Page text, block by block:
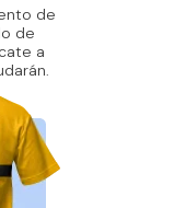
de
de
a